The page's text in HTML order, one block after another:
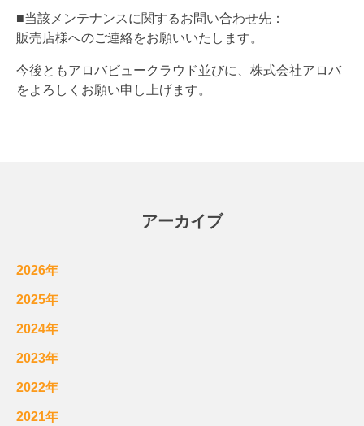
■当該メンテナンスに関するお問い合わせ先：
販売店様へのご連絡をお願いいたします。
今後ともアロバビュークラウド並びに、株式会社アロバ
をよろしくお願い申し上げます。
アーカイブ
2026年
2025年
2024年
2023年
2022年
2021年